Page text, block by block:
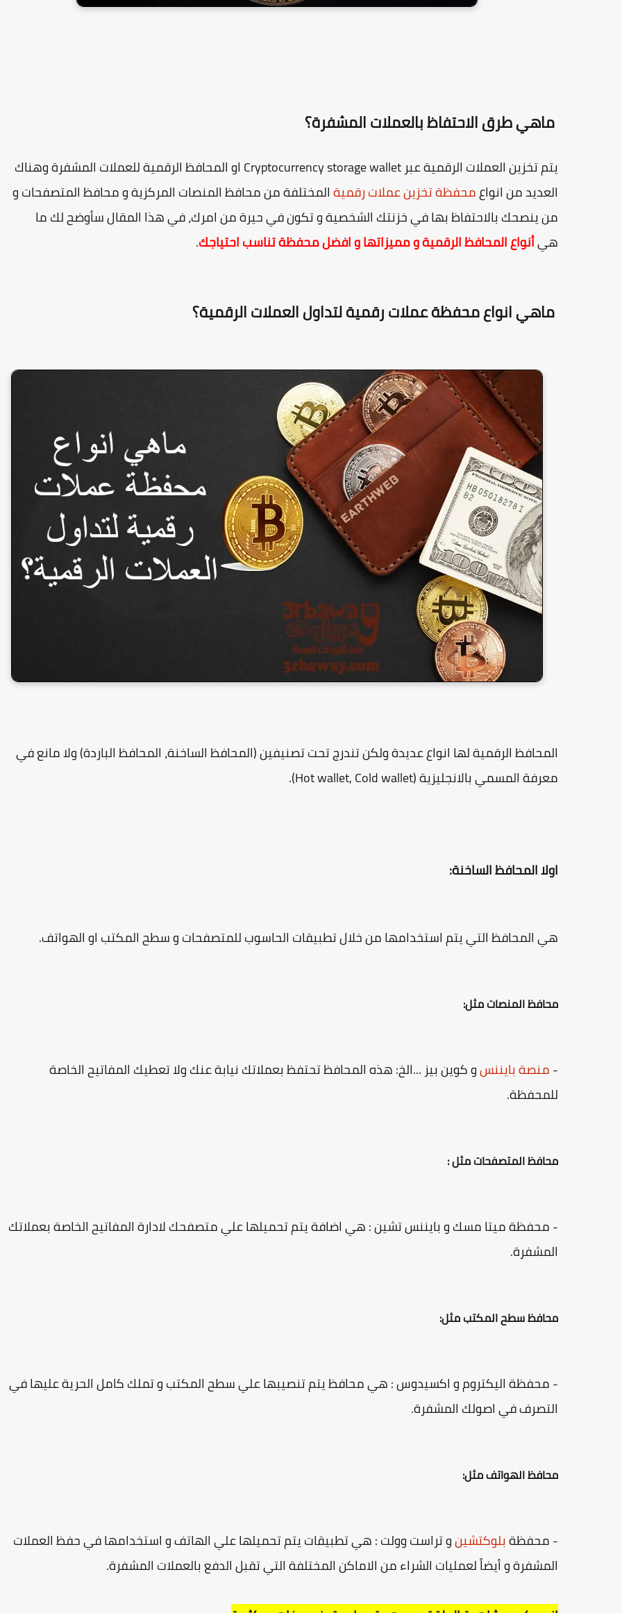
ماهي طرق الاحتفاظ بالعملات المشفرة؟
يتم تخزين العملات الرقمية عبر Cryptocurrency storage wallet او المحافظ الرقمية للعملات المشفرة وهناك
العديد من انواعمحفظة تخزين عملات رقميةالمختلفة من محافظ المنصات المركزية و محافظ المتصفحات و
من ينصحك بالاحتفاظ بها في خزنتك الشخصية و تكون في حيرة من امرك، في هذا المقال سأوضح لك ما
هيأنواع المحافظ الرقمية و مميزاتها و افضل محفظة تناسب احتياجك.
ماهي انواع محفظة عملات رقمية لتداول العملات الرقمية؟
المحافظ الرقمية لها انواع عديدة ولكن تندرج تحت تصنيفين (المحافظ الساخنة، المحافظ الباردة) ولا مانع في
معرفة المسمي بالانجليزية (Hot wallet, Cold wallet).
اولا المحافظ الساخنة:
هي المحافظ التي يتم استخدامها من خلال تطبيقات الحاسوب للمتصفحات و سطح المكتب او الهواتف.
محافظ المنصات مثل:
-منصة بايننسو كوين بيز ...الخ: هذه المحافظ تحتفظ بعملاتك نيابة عنك ولا تعطيك المفاتيح الخاصة
للمحفظة.
محافظ المتصفحات مثل :
- محفظة ميتا مسك و بايننس تشين : هي اضافة يتم تحميلها علي متصفحك لادارة المفاتيح الخاصة بعملاتك
المشفرة.
محافظ سطح المكتب مثل:
- محفظة اليكتروم و اكسيدوس : هي محافظ يتم تنصيبها علي سطح المكتب و تملك كامل الحرية عليها في
التصرف في اصولك المشفرة.
محافظ الهواتف مثل:
- محفظةبلوكتشينو تراست وولت : هي تطبيقات يتم تحميلها علي الهاتف و استخدامها في حفظ العملات
المشفرة و أيضاً لعمليات الشراء من الاماكن المختلفة التي تقبل الدفع بالعملات المشفرة.